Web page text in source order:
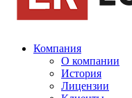
Компания
О компании
История
Лицензии